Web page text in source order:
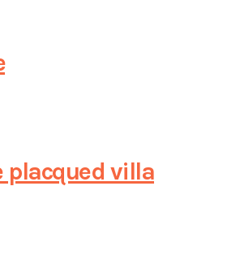
placqued villa